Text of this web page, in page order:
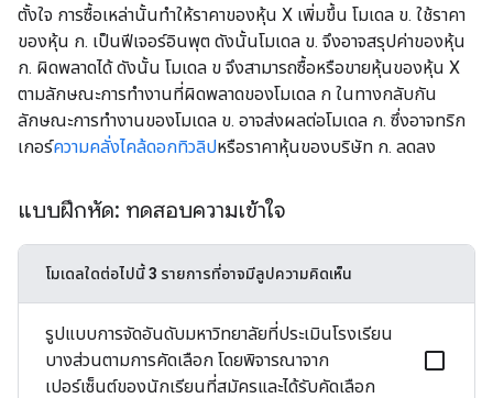
ตั้งใจ การซื้อเหล่านั้นทำให้ราคาของหุ้น X เพิ่มขึ้น โมเดล ข. ใช้ราคา
ของหุ้น ก. เป็นฟีเจอร์อินพุต ดังนั้นโมเดล ข. จึงอาจสรุปค่าของหุ้น
ก. ผิดพลาดได้ ดังนั้น โมเดล ข จึงสามารถซื้อหรือขายหุ้นของหุ้น X
ตามลักษณะการทำงานที่ผิดพลาดของโมเดล ก ในทางกลับกัน
ลักษณะการทํางานของโมเดล ข. อาจส่งผลต่อโมเดล ก. ซึ่งอาจทริก
เกอร์ความคลั่งไคล้ดอกทิวลิปหรือราคาหุ้นของบริษัท ก. ลดลง
แบบฝึกหัด: ทดสอบความเข้าใจ
โมเดลใดต่อไปนี้3 รายการที่อาจมีลูปความคิดเห็น
รูปแบบการจัดอันดับมหาวิทยาลัยที่ประเมินโรงเรียน
บางส่วนตามการคัดเลือก โดยพิจารณาจาก
เปอร์เซ็นต์ของนักเรียนที่สมัครและได้รับคัดเลือก